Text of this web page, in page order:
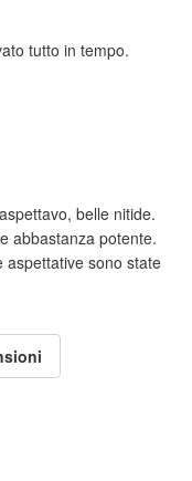
tutto in tempo.
belle nitide.
abbastanza potente.
aspettative sono state